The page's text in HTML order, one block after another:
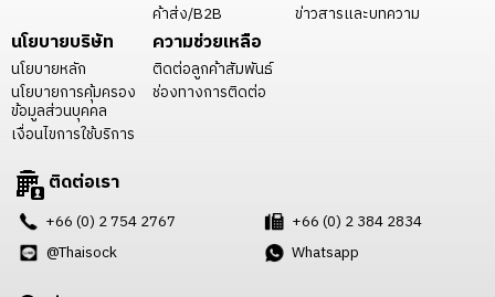
ค้าส่ง/B2B
ข่าวสารและบทความ
นโยบายบริษัท
นโยบายหลัก
นโยบายการคุ้มครอง
ข้อมูลส่วนบุคคล
เงื่อนไขการใช้บริการ
ความช่วยเหลือ
ติดต่อลูกค้าสัมพันธ์
ช่องทางการติดต่อ
ติดต่อเรา
+66 (0) 2 754 2767
+66 (0) 2 384 2834
@Thaisock
Whatsapp